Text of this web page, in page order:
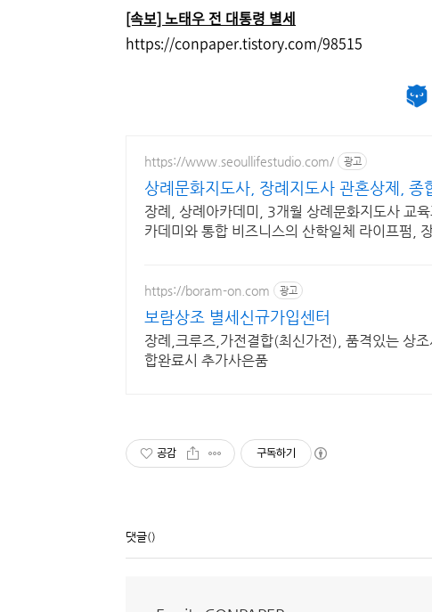
[속보] 노태우 전 대통령 별세
https://conpaper.tistory.com/98515
https://www.seoullifestudio.com/ 광고
상례문화지도사, 장례지도사 관혼상제, 종
장례, 상례아카데미, 3개월 상례문화지도사 교
카데미와 통합 비즈니스의 산학일체 라이프펌,
https://boram-on.com 광고
보람상조 별세신규가입센터
장례,크루즈,가전결합(최신가전), 품격있는 상
합완료시 추가사은품
공감 구독하기
댓글()